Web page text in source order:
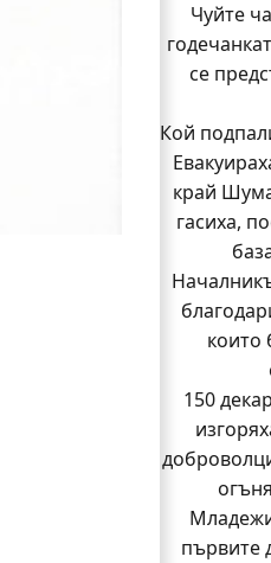
Чуйте
се
Горското в
"Бозмов"
Бивш
Кой
150
Кой
край
гасиха,
които
150
първите